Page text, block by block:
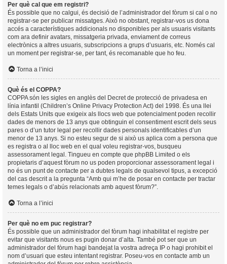
Per què cal que em registri?
És possible que no calgui, és decisió de l’administrador del fòrum si cal o no
registrar-se per publicar missatges. Això no obstant, registrar-vos us dona
accés a característiques addicionals no disponibles per als usuaris visitants
com ara definir avatars, missatgeria privada, enviament de correus
electrònics a altres usuaris, subscripcions a grups d’usuaris, etc. Només cal
un moment per registrar-se, per tant, és recomanable que ho feu.
Torna a l’inici
Què és el COPPA?
COPPA són les sigles en anglès del Decret de protecció de privadesa en
línia infantil (Children’s Online Privacy Protection Act) del 1998. És una llei
dels Estats Units que exigeix als llocs web que potencialment poden recollir
dades de menors de 13 anys que obtinguin el consentiment escrit dels seus
pares o d’un tutor legal per recollir dades personals identificables d’un
menor de 13 anys. Si no esteu segur de si això us aplica com a persona que
es registra o al lloc web en el qual voleu registrar-vos, busqueu
assessorament legal. Tingueu en compte que phpBB Limited o els
propietaris d’aquest fòrum no us poden proporcionar assessorament legal i
no és un punt de contacte per a dubtes legals de qualsevol tipus, a excepció
del cas descrit a la pregunta “Amb qui m’he de posar en contacte per tractar
temes legals o d’abús relacionats amb aquest fòrum?”.
Torna a l’inici
Per què no em puc registrar?
És possible que un administrador del fòrum hagi inhabilitat el registre per
evitar que visitants nous es pugin donar d’alta. També pot ser que un
administrador del fòrum hagi bandejat la vostra adreça IP o hagi prohibit el
nom d’usuari que esteu intentant registrar. Poseu-vos en contacte amb un